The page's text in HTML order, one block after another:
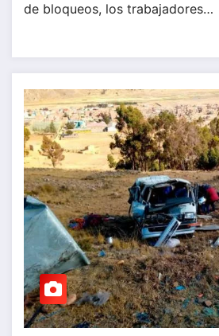
de bloqueos, los trabajadores…